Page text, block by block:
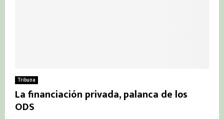
Tribuna
La financiación privada, palanca de los
ODS